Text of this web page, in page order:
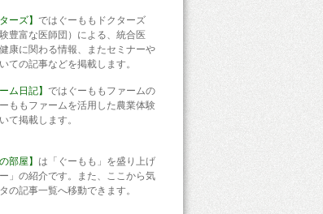
ーズ】 ではぐーももドクターズ
豊富な医師団）による、統合医
康に関わる情報、またセミナーや
ての記事などを掲載します。
ム日記】 ではぐーももファームの
ももファームを活用した農業体験
て掲載します。
部屋】 は「ぐーもも」を盛り上げ
」の紹介です。また、ここから気
の記事一覧へ移動できます。